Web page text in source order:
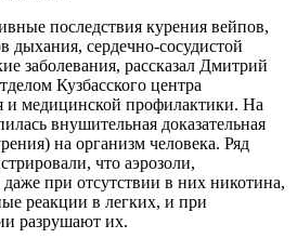
последствия курения вейпов,
дыхания, сердечно-сосудистой
заболевания, рассказал Дмитрий
Кузбасского центра
и медицинской профилактики. На
внушительная доказательная
на организм человека. Ряд
что аэрозоли,
при отсутствии в них никотина,
реакции в легких, и при
разрушают их.